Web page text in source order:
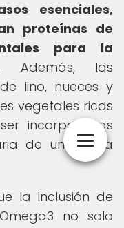
esenciales,
proteínas de
para la
Además, las
lino, nueces y
vegetales ricas
incorporadas
de un artista
la inclusión de
no solo